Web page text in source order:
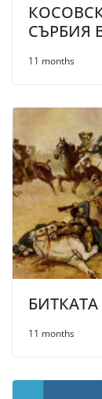
СЪРБИЯ
11 months
11 months